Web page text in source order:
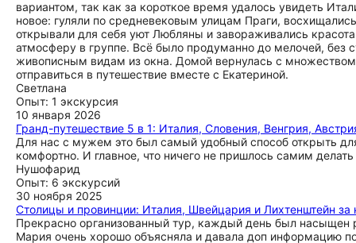
вариантом, так как за короткое время удалось увидеть
новое: гуляли по средневековым улицам Праги,
открывали для себя уют Любляны и завораживались
атмосферу в группе. Всё было продуманно до мелочей,
живописным видам из окна. Домой вернулась с
отправиться в путешествие вместе с Екатериной.
Светлана
Опыт: 1 экскурсия
10 января 2026
Гранд-путешествие 5 в 1: Италия, Словения, Венгрия,
Для нас с мужем это был самый удобный способ открыть
комфортно. И главное, что ничего не пришлось самим
Нушофарид
Опыт: 6 экскурсий
30 ноября 2025
Столицы и провинции: Италия, Швейцария и Лихтенштейн за
Прекрасно организованный тур, каждый день был насыщен
Мария очень хорошо объясняла и давала доп информацию